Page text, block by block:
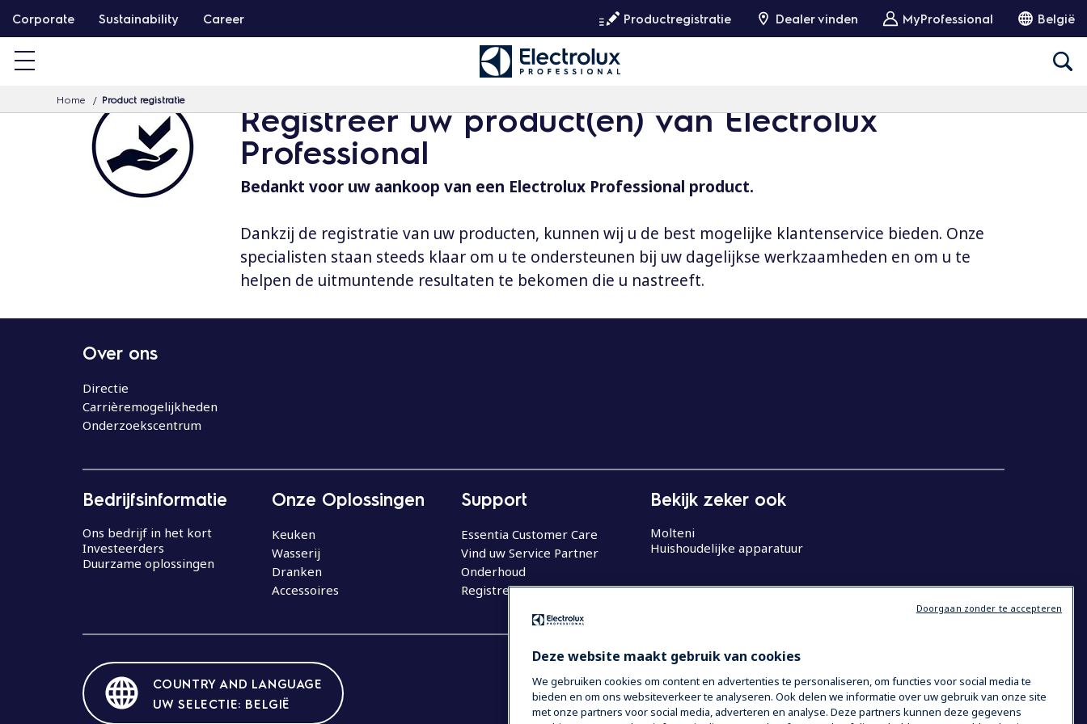
a
n
Corporate Sustainability Career Productregistratie Dealer vinden MyProfessional België
Home Product registratie Registreer uw product(en) van Electrolux
Professional
Bedankt voor uw aankoop van een Electrolux Professional product.
Dankzij de registratie van uw producten, kunnen wij u de best mogelijke klantenservice bieden. Onze
specialisten staan steeds klaar om u te ondersteunen bij uw dagelijkse werkzaamheden en om u te
helpen de uitmuntende resultaten te bekomen die u nastreeft.
Over ons
Directie
Carrièremogelijkheden
Onderzoekscentrum
Bedrijfsinformatie
Ons bedrijf in het kort
Investeerders
Duurzame oplossingen
Onze Oplossingen
Keuken
Wasserij
Dranken
Accessoires
Support
Essentia Customer Care
Vind uw Service Partner
Onderhoud
Registreer uw product
Bekijk zeker ook
Molteni
Huishoudelijke apparatuur
COUNTRY AND LANGUAGE
UW SELECTIE: BELGIË
Deze website maakt gebruik van cookies
We gebruiken cookies om content en advertenties te personaliseren, om functies voor social media te
bieden en om ons websiteverkeer te analyseren. Ook delen we informatie over uw gebruik van onze site
met onze partners voor social media, adverteren en analyse. Deze partners kunnen deze gegevens
Doorgaan zonder te accepteren